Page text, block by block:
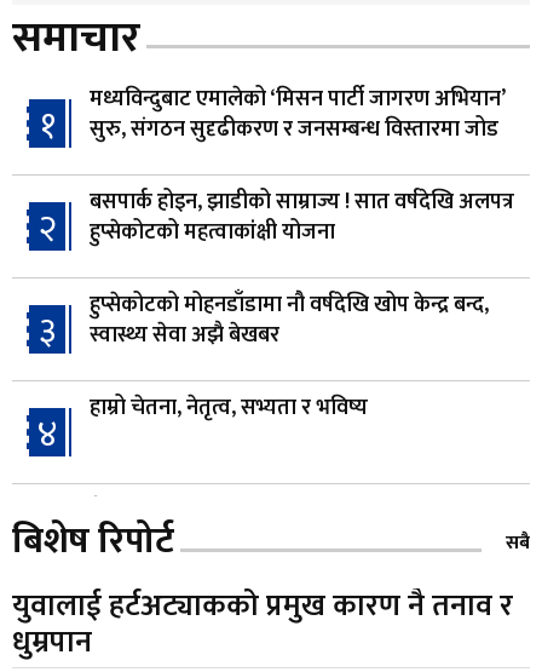
समाचार
१
मध्यविन्दुबाट एमालेको ‘मिसन पार्टी जागरण अभियान’
सुरु, संगठन सुदृढीकरण र जनसम्बन्ध विस्तारमा जोड
२
बसपार्क होइन, झाडीको साम्राज्य ! सात वर्षदेखि अलपत्र
हुप्सेकोटको महत्वाकांक्षी योजना
३
हुप्सेकोटको मोहनडाँडामा नौ वर्षदेखि खोप केन्द्र बन्द,
स्वास्थ्य सेवा अझै बेखबर
४ हाम्रो चेतना, नेतृत्व, सभ्यता र भविष्य
५
गैँडाको आतंकः बगुवनमा किसानको धानबाली नष्ट,
क्षतिपूर्तिको माग
६
स्थापनाको एक दशकपछि विनयी त्रिवेणीको आफ्नै
प्रशासकीय भवनको शिलान्यास
बिशेष रिपोर्ट सबै
युवालाई हर्टअट्याकको प्रमुख कारण नै तनाव र
धुम्रपान